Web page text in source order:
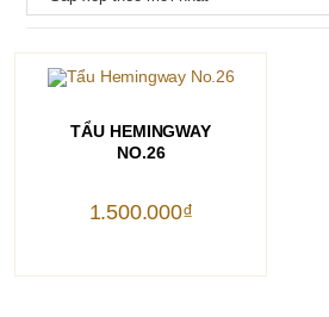
THÊM VÀO GIỎ HÀNG
TẨU HEMINGWAY
NO.26
1.500.000₫